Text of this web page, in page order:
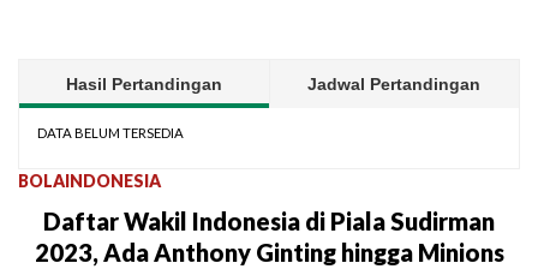
Hasil Pertandingan Jadwal Pertandingan
DATA BELUM TERSEDIA
BOLAINDONESIA
Daftar Wakil Indonesia di Piala Sudirman
2023, Ada Anthony Ginting hingga Minions